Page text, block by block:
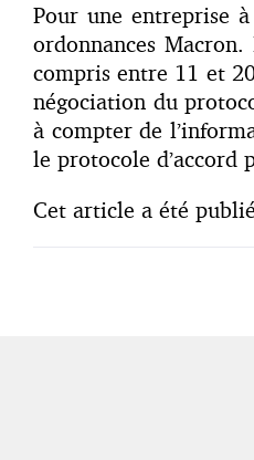
Pour une entreprise
ordonnances
compris entre 11 et
négociation du
à compter de
le protocole d’accord
Cet article a été